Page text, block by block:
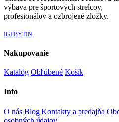
výbava pre športových strelcov,
profesionálov a ozbrojené zložky.
IGFBYTIN
Nakupovanie
Katalóg Obľúbené Košík
Info
O nás Blog Kontakty a predajňa
osobných údajov